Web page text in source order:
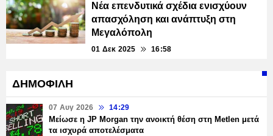
Νέα επενδυτικά σχέδια ενισχύουν
απασχόληση και ανάπτυξη στη
Μεγαλόπολη
01 Δεκ 2025 16:58
ΔΗΜΟΦΙΛΗ
07 Αυγ 2026 14:29
Μείωσε η JP Morgan την ανοικτή θέση στη Metlen μετά
τα ισχυρά αποτελέσματα